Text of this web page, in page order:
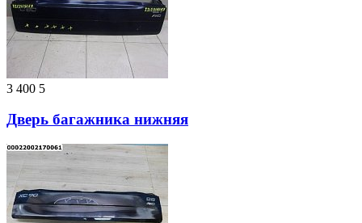
3 400 5
Дверь багажника нижняя